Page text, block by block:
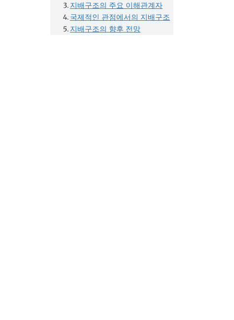
지배구조의 주요 이해관계자
국제적인 관점에서의 지배구조
지배구조의 향후 전망